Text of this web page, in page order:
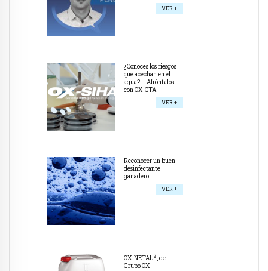
VER +
¿Conoces los riesgos
que acechan en el
agua? – Afróntalos
con OX-CTA
VER +
Reconocer un buen
desinfectante
ganadero
VER +
OX-NETAL2 , de
Grupo OX